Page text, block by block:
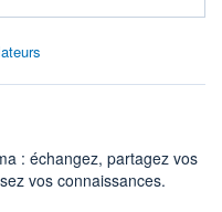
: échangez, partagez vos
vos connaissances.